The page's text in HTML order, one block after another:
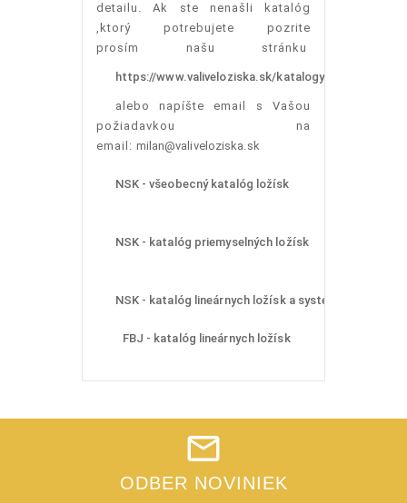
detailu. Ak ste nenašli katalóg
,ktorý potrebujete pozrite
prosím našu stránku
https://www.valiveloziska.sk/katalogy.html
alebo napíšte email s Vašou
požiadavkou na
email: milan@valiveloziska.sk
NSK - všeobecný katalóg ložísk
NSK - katalóg priemyselných ložísk
NSK - katalóg lineárnych ložísk a systémov
FBJ - katalóg lineárnych ložísk
ODBER NOVINIEK